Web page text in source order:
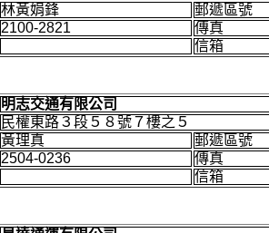
林黃娟鋒
郵遞區號
2100-2821
傳真
信箱
明志交通有限公司
民權東路３段５８號７樓之５
黃理真
郵遞區號
2504-0236
傳真
信箱